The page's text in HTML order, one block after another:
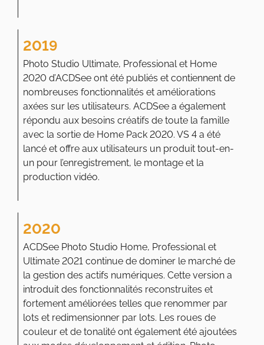
2019
Photo Studio Ultimate, Professional et Home
2020 d’ACDSee ont été publiés et contiennent de
nombreuses fonctionnalités et améliorations
axées sur les utilisateurs. ACDSee a également
répondu aux besoins créatifs de toute la famille
avec la sortie de Home Pack 2020. VS 4 a été
lancé et offre aux utilisateurs un produit tout-en-
un pour l’enregistrement, le montage et la
production vidéo.
2020
ACDSee Photo Studio Home, Professional et
Ultimate 2021 continue de dominer le marché de
la gestion des actifs numériques. Cette version a
introduit des fonctionnalités reconstruites et
fortement améliorées telles que renommer par
lots et redimensionner par lots. Les roues de
couleur et de tonalité ont également été ajoutées